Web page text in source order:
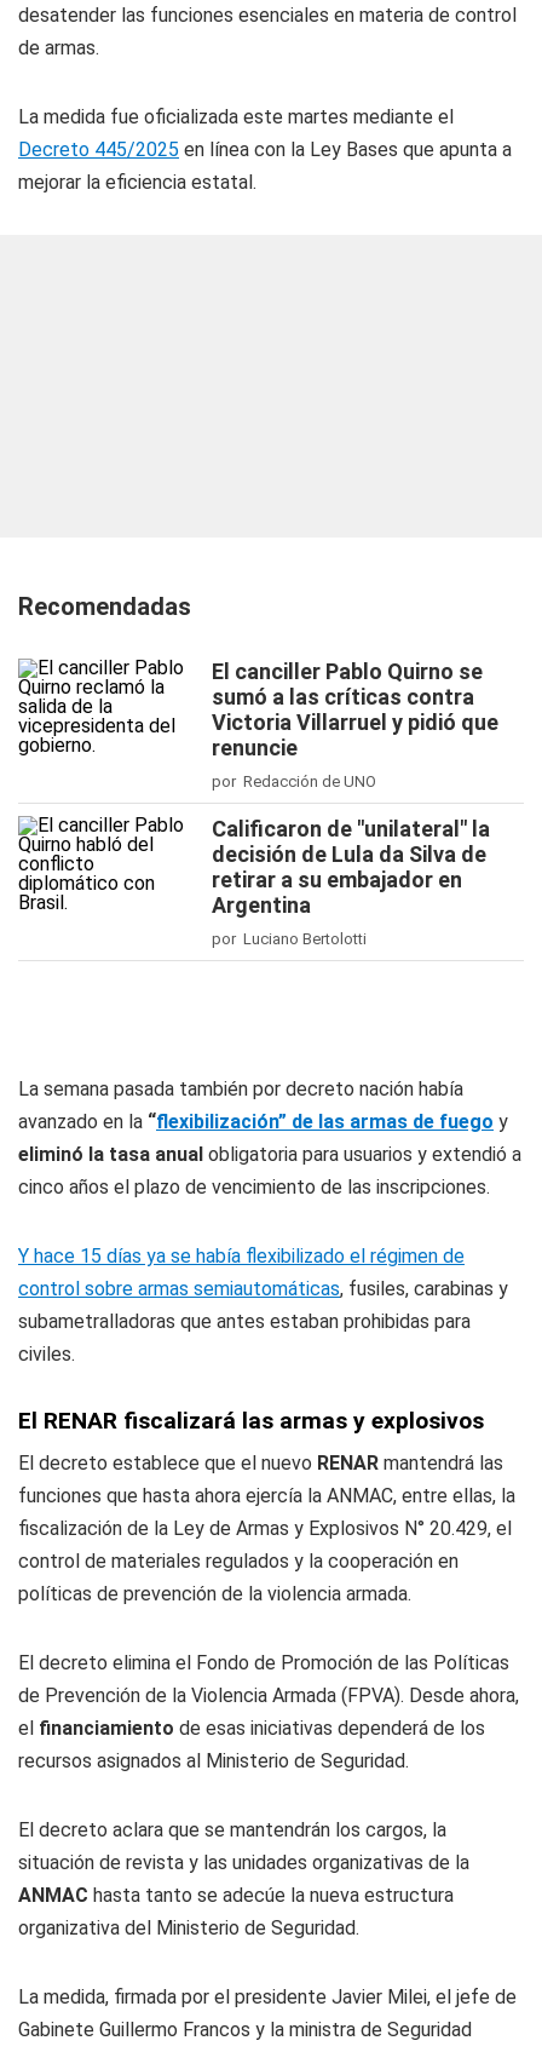
desatender las funciones esenciales en materia de control
de armas.
La medida fue oficializada este martes mediante el
Decreto 445/2025 en línea con la Ley Bases que apunta a
mejorar la eficiencia estatal.
Recomendadas
El canciller Pablo Quirno se
sumó a las críticas contra
Victoria Villarruel y pidió que
renuncie
por Redacción de UNO
Calificaron de "unilateral" la
decisión de Lula da Silva de
retirar a su embajador en
Argentina
por Luciano Bertolotti
La semana pasada también por decreto nación había
avanzado en la “flexibilización” de las armas de fuego y
eliminó la tasa anual obligatoria para usuarios y extendió a
cinco años el plazo de vencimiento de las inscripciones.
Y hace 15 días ya se había flexibilizado el régimen de
control sobre armas semiautomáticas, fusiles, carabinas y
subametralladoras que antes estaban prohibidas para
civiles.
El RENAR fiscalizará las armas y explosivos
El decreto establece que el nuevo RENAR mantendrá las
funciones que hasta ahora ejercía la ANMAC, entre ellas, la
fiscalización de la Ley de Armas y Explosivos N° 20.429, el
control de materiales regulados y la cooperación en
políticas de prevención de la violencia armada.
El decreto elimina el Fondo de Promoción de las Políticas
de Prevención de la Violencia Armada (FPVA). Desde ahora,
el financiamiento de esas iniciativas dependerá de los
recursos asignados al Ministerio de Seguridad.
El decreto aclara que se mantendrán los cargos, la
situación de revista y las unidades organizativas de la
ANMAC hasta tanto se adecúe la nueva estructura
organizativa del Ministerio de Seguridad.
La medida, firmada por el presidente Javier Milei, el jefe de
Gabinete Guillermo Francos y la ministra de Seguridad